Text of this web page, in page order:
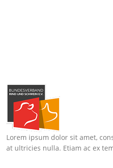
Lorem ipsum dolor sit amet,
at ultricies nulla. Etiam ac ex